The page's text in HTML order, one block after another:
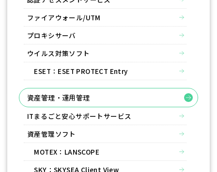
ファイアウォール/UTM
プロキシサーバ
ウイルス対策ソフト
ESET：ESET PROTECT Entry
資産管理・運用管理
ITまるごと安心サポートサービス
資産管理ソフト
MOTEX：LANSCOPE
SKY：SKYSEA Client View